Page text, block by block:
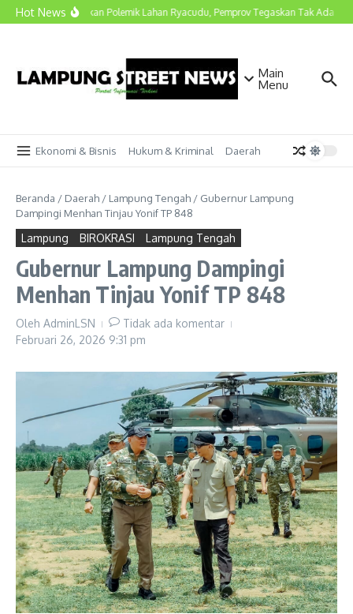
Lewati ke konten
Hot News
Marindo Luruskan Polemik Lahan Ryacudu, Pemprov Tegaskan Tak Ada
Main
Menu
Ekonomi & Bisnis Hukum & Kriminal Daerah
Beranda / Daerah / Lampung Tengah / Gubernur Lampung
Dampingi Menhan Tinjau Yonif TP 848
Lampung BIROKRASI Lampung Tengah
Gubernur Lampung Dampingi
Menhan Tinjau Yonif TP 848
Oleh AdminLSN
Tidak ada komentar
Februari 26, 2026 9:31 pm